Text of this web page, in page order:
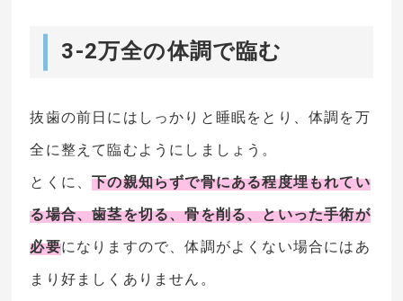
3-2万全の体調で臨む
抜歯の前日にはしっかりと睡眠をとり、体調を万
全に整えて臨むようにしましょう。
とくに、下の親知らずで骨にある程度埋もれてい
る場合、歯茎を切る、骨を削る、といった手術が
必要になりますので、体調がよくない場合にはあ
まり好ましくありません。